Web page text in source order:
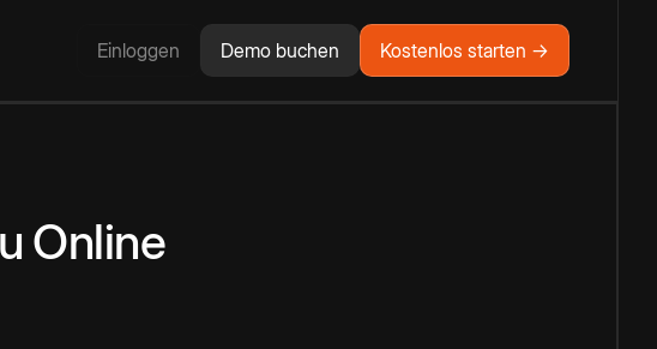
Einloggen Demo buchen Kostenlos starten →
Online